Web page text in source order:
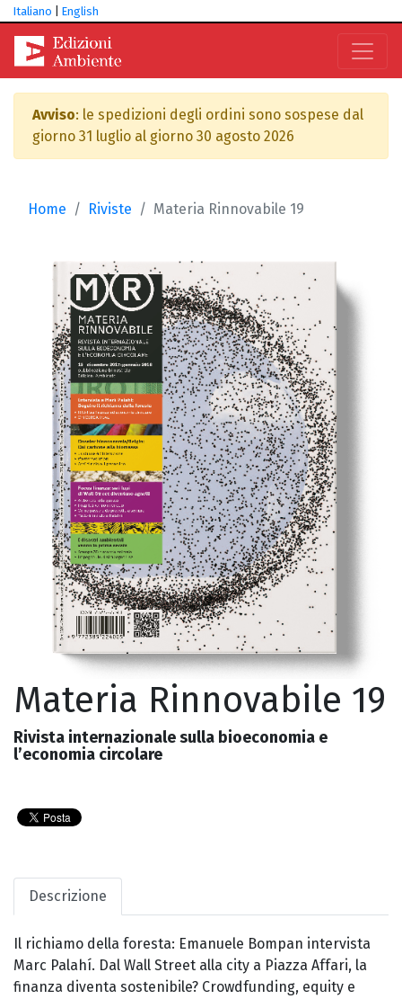
Italiano English
Avviso: le spedizioni degli ordini sono sospese dal
giorno 31 luglio al giorno 30 agosto 2026
Home Riviste Materia Rinnovabile 19
Materia Rinnovabile 19
Rivista internazionale sulla bioeconomia e
l’economia circolare
Descrizione
Il richiamo della foresta: Emanuele Bompan intervista
Marc Palahí. Dal Wall Street alla city a Piazza Affari, la
finanza diventa sostenibile? Crowdfunding, equity e